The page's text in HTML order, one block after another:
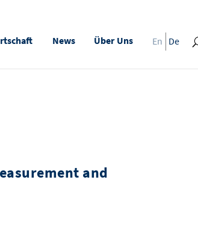
News Über Uns En De
and